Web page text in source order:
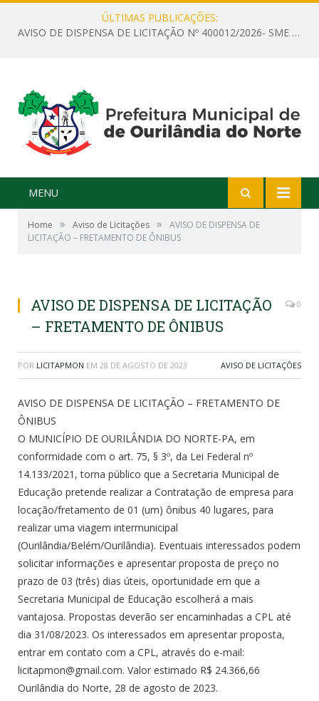
ÚLTIMAS PUBLICAÇÕES:
AVISO DE DISPENSA DE LICITAÇÃO Nº 400012/2026- SME – CONTRATAÇÃO DE EMPRESA ESPECIALIZADA PARA LOCAÇÃO DE ÔNIBUS EXECUTIVO COM CAPACIDADE DE 60 (SESSENTA) POLTRONAS, PARA TRANSPORTAR PROFESSORES RESPONSÁVEIS E ALUNOS PARA BRASÍLIA, COM SAÍDA DIA 10/08/2026 E RETORNO DIA 14/08/2026
MENU
Home » Aviso de Licitações »
AVISO DE DISPENSA DE
LICITAÇÃO – FRETAMENTO DE ÔNIBUS
AVISO DE DISPENSA DE LICITAÇÃO
– FRETAMENTO DE ÔNIBUS
0
POR LICITAPMON EM 28 DE AGOSTO DE 2023 AVISO DE LICITAÇÕES
AVISO DE DISPENSA DE LICITAÇÃO – FRETAMENTO DE
ÔNIBUS
O MUNICÍPIO DE OURILÂNDIA DO NORTE-PA, em
conformidade com o art. 75, § 3º, da Lei Federal nº
14.133/2021, torna público que a Secretaria Municipal de
Educação pretende realizar a Contratação de empresa para
locação/fretamento de 01 (um) ônibus 40 lugares, para
realizar uma viagem intermunicipal
(Ourilândia/Belém/Ourilândia). Eventuais interessados podem
solicitar informações e apresentar proposta de preço no
prazo de 03 (três) dias úteis, oportunidade em que a
Secretaria Municipal de Educação escolherá a mais
vantajosa. Propostas deverão ser encaminhadas a CPL até
dia 31/08/2023. Os interessados em apresentar proposta,
entrar em contato com a CPL, através do e-mail:
licitapmon@gmail.com. Valor estimado R$ 24.366,66
Ourilândia do Norte, 28 de agosto de 2023.